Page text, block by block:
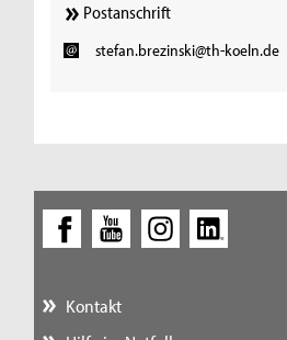
Postanschrift
stefan.brezinski@th-koeln.de
Kontakt